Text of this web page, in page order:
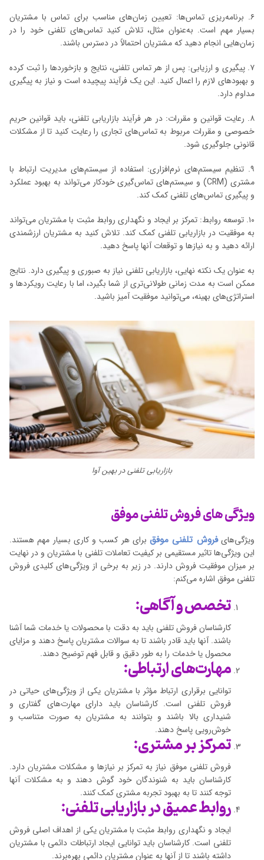
۶. برنامه‌ریزی تماس‌ها: تعیین زمان‌های مناسب برای تماس با مشتریان
بسیار مهم است. به‌عنوان مثال، تلاش کنید تماس‌های تلفنی خود را در
زمان‌هایی انجام دهید که مشتریان احتمالاً در دسترس باشند.
۷. پیگیری و ارزیابی: پس از هر تماس تلفنی، نتایج و بازخوردها را ثبت کرده
و بهبودهای لازم را اعمال کنید. این یک فرآیند پیچیده است و نیاز به پیگیری
مداوم دارد.
۸. رعایت قوانین و مقررات: در هر فرآیند بازاریابی تلفنی، باید قوانین حریم
خصوصی و مقررات مربوط به تماس‌های تجاری را رعایت کنید تا از مشکلات
قانونی جلوگیری شود.
۹. تنظیم سیستم‌های نرم‌افزاری: استفاده از سیستم‌های مدیریت ارتباط با
مشتری (CRM) و سیستم‌های تماس‌گیری خودکار می‌تواند به بهبود عملکرد
و پیگیری تماس‌های تلفنی کمک کند.
۱۰. توسعه روابط: تمرکز بر ایجاد و نگهداری روابط مثبت با مشتریان می‌تواند
به موفقیت در بازاریابی تلفنی کمک کند. تلاش کنید به مشتریان ارزشمندی
ارائه دهید و به نیازها و توقعات آنها پاسخ دهید.
به عنوان یک نکته نهایی، بازاریابی تلفنی نیاز به صبوری و پیگیری دارد. نتایج
ممکن است به مدت زمانی طولانی‌تری از شما بگیرد، اما با رعایت رویکردها و
استراتژی‌های بهینه، می‌توانید موفقیت آمیز باشید.
بازاریابی تلفنی در بهین آوا
ویژگی های فروش تلفنی موفق
ویژگی‌هایفروش تلفنی موفقبرای هر کسب و کاری بسیار مهم هستند.
این ویژگی‌ها تاثیر مستقیمی بر کیفیت تعاملات تلفنی با مشتریان و در نهایت
بر میزان موفقیت فروش دارند. در زیر به برخی از ویژگی‌های کلیدی فروش
تلفنی موفق اشاره می‌کنم:
تخصص و آگاهی:
کارشناسان فروش تلفنی باید به دقت با محصولات یا خدمات شما آشنا
باشند. آنها باید قادر باشند تا به سوالات مشتریان پاسخ دهند و مزایای
محصول یا خدمات را به طور دقیق و قابل فهم توضیح دهند.
مهارت‌های ارتباطی:
توانایی برقراری ارتباط مؤثر با مشتریان یکی از ویژگی‌های حیاتی در
فروش تلفنی است. کارشناسان باید دارای مهارت‌های گفتاری و
شنیداری بالا باشند و بتوانند به مشتریان به صورت متناسب و
خوش‌رویی پاسخ دهند.
تمرکز بر مشتری:
فروش تلفنی موفق نیاز به تمرکز بر نیازها و مشکلات مشتریان دارد.
کارشناسان باید به شنوندگان خود گوش دهند و به مشکلات آنها
توجه کنند تا به بهبود تجربه مشتری کمک کنند.
روابط عمیق در بازاریابی تلفنی:
ایجاد و نگهداری روابط مثبت با مشتریان یکی از اهداف اصلی فروش
تلفنی است. کارشناسان باید توانایی ایجاد ارتباطات دائمی با مشتریان
داشته باشند تا از آنها به عنوان مشتریان دائمی بهره‌برند.